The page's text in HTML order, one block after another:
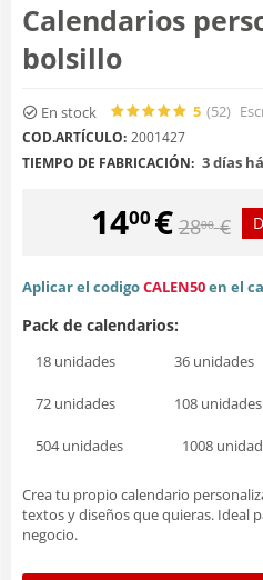
Calendarios
bolsillo
En stock 5 (52)
COD.ARTÍCULO: 2001427
TIEMPO DE FABRICACIÓN: 3 días
1400 € 2800 €
Aplicar el codigoCALEN50en el
Pack de calendarios:
18 unidades 36
72 unidades 108
504 unidades 1008
Crea tu propio calendario
textos y diseños que quieras. Ideal
negocio.